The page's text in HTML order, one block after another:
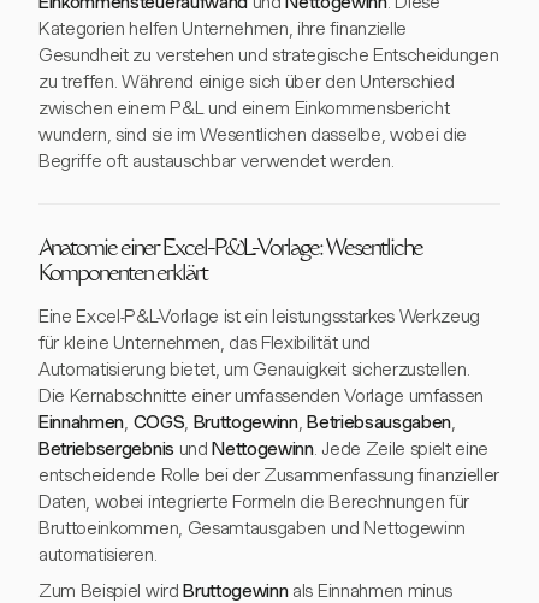
Kategorien helfen Unternehmen, ihre finanzielle
Gesundheit zu verstehen und strategische Entscheidungen
zu treffen. Während einige sich über den Unterschied
zwischen einem P&L und einem Einkommensbericht
wundern, sind sie im Wesentlichen dasselbe, wobei die
Begriffe oft austauschbar verwendet werden.
Anatomie einer Excel-P&L-Vorlage: Wesentliche
Komponenten erklärt
Eine Excel-P&L-Vorlage ist ein leistungsstarkes Werkzeug
für kleine Unternehmen, das Flexibilität und
Automatisierung bietet, um Genauigkeit sicherzustellen.
Die Kernabschnitte einer umfassenden Vorlage umfassen
Einnahmen, COGS, Bruttogewinn,Betriebsausgaben,
Betriebsergebnis undNettogewinn. Jede Zeile spielt eine
entscheidende Rolle bei der Zusammenfassung finanzieller
Daten, wobei integrierte Formeln die Berechnungen für
Bruttoeinkommen, Gesamtausgaben und Nettogewinn
automatisieren.
Zum Beispiel wirdBruttogewinnals Einnahmen minus